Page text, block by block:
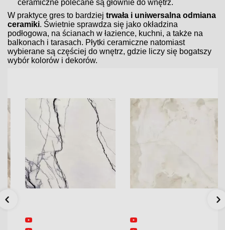
ceramiczne polecane są głównie do wnętrz.
W praktyce gres to bardziejtrwała i uniwersalna odmiana
ceramiki. Świetnie sprawdza się jako okładzina
podłogowa, na ścianach w łazience, kuchni, a także na
balkonach i tarasach. Płytki ceramiczne natomiast
wybierane są częściej do wnętrz, gdzie liczy się bogatszy
wybór kolorów i dekorów.